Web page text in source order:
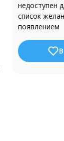
недоступен
список
появлением